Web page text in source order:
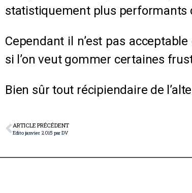
statistiquement plus performants
Cependant il n’est pas
si l’on veut gommer certaines
Bien sûr tout récipiendaire de
ARTICLE PRÉCÉDENT
Edito janvier 2015 par DV